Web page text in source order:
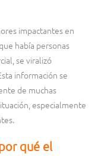
impactantes en
había personas
se viralizó
información se
de muchas
especialmente
qué el